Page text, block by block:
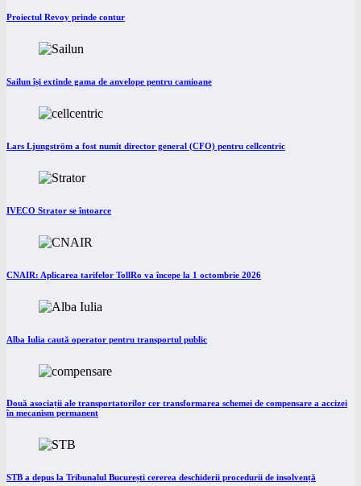
Proiectul Revoy prinde contur
Sailun își extinde gama de anvelope pentru camioane
Lars Ljungström a fost numit director general (CFO) pentru cellcentric
IVECO Strator se întoarce
CNAIR: Aplicarea tarifelor TollRo va începe la 1 octombrie 2026
Alba Iulia caută operator pentru transportul public
Două asociații ale transportatorilor cer transformarea schemei de compensare a accizei
în mecanism permanent
STB a depus la Tribunalul București cererea deschiderii procedurii de insolvență